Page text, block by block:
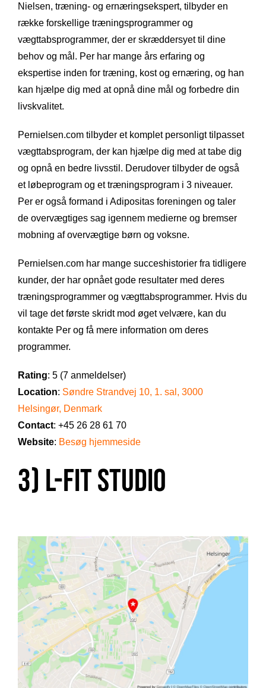
Nielsen, træning- og ernæringsekspert, tilbyder en
række forskellige træningsprogrammer og
vægttabsprogrammer, der er skræddersyet til dine
behov og mål. Per har mange års erfaring og
ekspertise inden for træning, kost og ernæring, og han
kan hjælpe dig med at opnå dine mål og forbedre din
livskvalitet.
Pernielsen.com tilbyder et komplet personligt tilpasset
vægttabsprogram, der kan hjælpe dig med at tabe dig
og opnå en bedre livsstil. Derudover tilbyder de også
et løbeprogram og et træningsprogram i 3 niveauer.
Per er også formand i Adipositas foreningen og taler
de overvægtiges sag igennem medierne og bremser
mobning af overvægtige børn og voksne.
Pernielsen.com har mange succeshistorier fra tidligere
kunder, der har opnået gode resultater med deres
træningsprogrammer og vægttabsprogrammer. Hvis du
vil tage det første skridt mod øget velvære, kan du
kontakte Per og få mere information om deres
programmer.
Rating: 5 (7 anmeldelser)
Location: Søndre Strandvej 10, 1. sal, 3000
Helsingør, Denmark
Contact: +45 26 28 61 70
Website: Besøg hjemmeside
3) L-FIT STUDIO